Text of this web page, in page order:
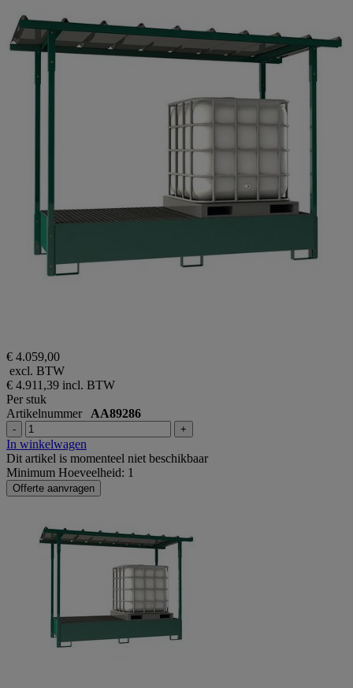
€ 4.059,00
excl. BTW
€ 4.911,39 incl. BTW
Per stuk
Artikelnummer AA89286
- +
In winkelwagen
Dit artikel is momenteel niet beschikbaar
Minimum Hoeveelheid: 1
Offerte aanvragen